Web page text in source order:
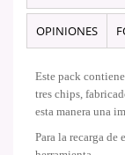
OPINIONES
Este pack
tres chips,
esta manera una
Para la recarga de